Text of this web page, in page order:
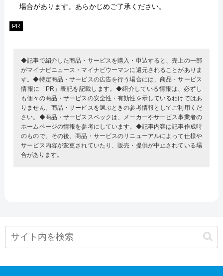
場合があります。あらかじめご了承ください。
PR
◆記事で紹介した商品・サービスを購入・申込すると、売上の一部
がマイナビニュース・マイナビウーマンに還元されることがありま
す。◆特定商品・サービスの広告を行う場合には、商品・サービス
情報に「PR」表記を記載します。◆紹介している情報は、必ずし
も個々の商品・サービスの安全性・有効性を示しているわけではあ
りません。商品・サービスを選ぶときの参考情報としてご利用くだ
さい。◆商品・サービススペックは、メーカーやサービス事業者の
ホームページの情報を参考にしています。◆記事内容は記事作成時
のもので、その後、商品・サービスのリニューアルによって仕様や
サービス内容が変更されていたり、販売・提供が中止されている場
合があります。